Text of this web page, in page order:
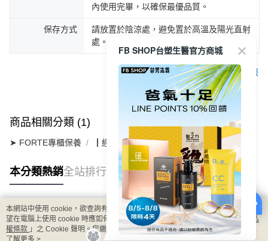
內使用完畢，以確保最優品質。
保存方式
請放置於陰涼處，避免置於高溫及陽光直射
處。
客服
商品相關分類 (1)
➤ FORTE專櫃保養 ┃經典黑松露系列
本分類熱銷全站排行
熱門標籤
本網站中使用 cookie，欲查詢有關本網站使用 cookie 方式之詳情，及若您不希
望在電腦上使用 cookie 時應如何變更電腦的 cookie 設定，請參閱本網站「
隱私
權條款 」之 Cookie 聲明。您繼續使用本網站即表示您同意本公司得按本網站使
用條款之 Cookie 聲明使用 cookie。
了解更多 >
FB SHOP台塑生醫官方商城